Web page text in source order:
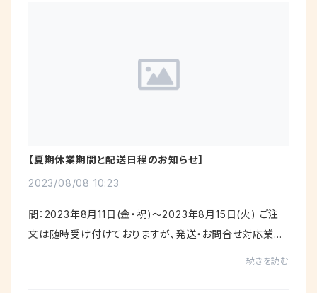
【夏期休業期間と配送日程のお知らせ】
2023/08/08 10:23
間：2023年8月11日(金・祝)～2023年8月15日(火) ご注
文は随時受け付けておりますが、発送・お問合せ対応業務
続きを読む